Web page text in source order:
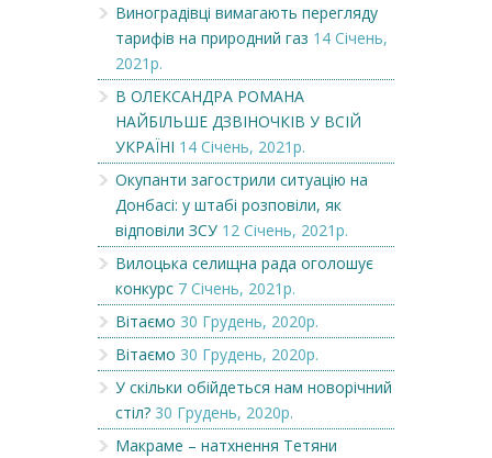
Виноградівці вимагають перегляду
тарифів на природний газ 14 Січень,
2021р.
В ОЛЕКСАНДРА РОМАНА
НАЙБІЛЬШЕ ДЗВІНОЧКІВ У ВСІЙ
УКРАЇНІ 14 Січень, 2021р.
Окупанти загострили ситуацію на
Донбасі: у штабі розповіли, як
відповіли ЗСУ 12 Січень, 2021р.
Вилоцька селищна рада оголошує
конкурс 7 Січень, 2021р.
Вітаємо 30 Грудень, 2020р.
Вітаємо 30 Грудень, 2020р.
У скільки обійдеться нам новорічний
стіл? 30 Грудень, 2020р.
Макраме – натхнення Тетяни